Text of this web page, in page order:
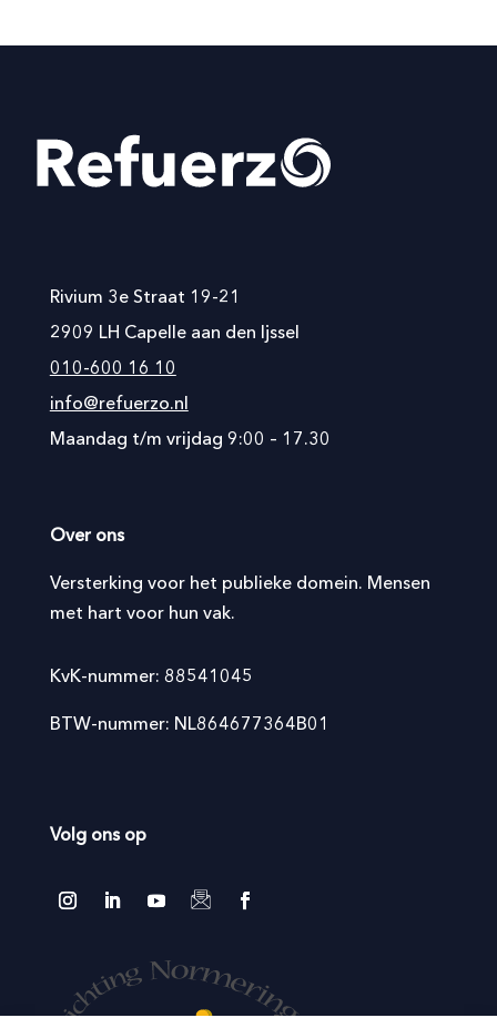
Rivium 3e Straat 19-21
2909 LH Capelle aan den Ijssel
010-600 16 10
info@refuerzo.nl
Maandag t/m vrijdag 9:00 – 17.30
Over ons
Versterking voor het publieke domein. Mensen
met hart voor hun vak.
KvK-nummer: 88541045
BTW-nummer: NL864677364B01
Volg ons op